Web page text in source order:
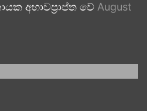
අභාවප්‍රාප්ත වේ August